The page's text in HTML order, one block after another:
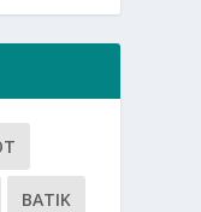
BATIK